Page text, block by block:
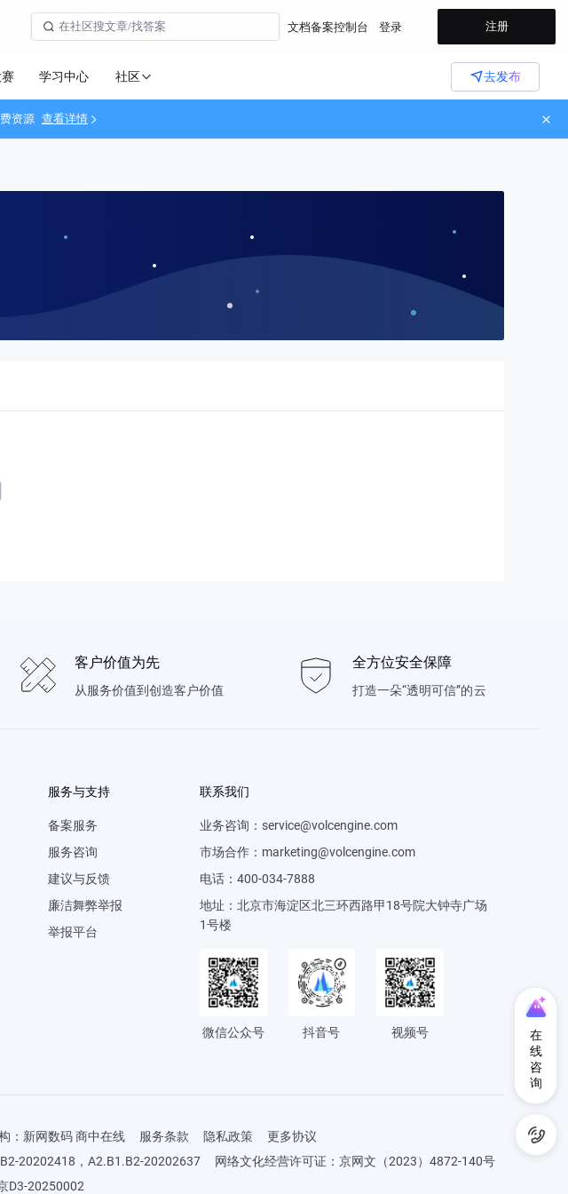
文档备案控制台 登录 注册
学习中心 社区 去发布
资源 查看详情
客户价值为先
从服务价值到创造客户价值
全方位安全保障
打造一朵“透明可信”的云
服务与支持
备案服务
服务咨询
建议与反馈
廉洁舞弊举报
举报平台
联系我们
业务咨询： service@volcengine.com
市场合作： marketing@volcengine.com
电话：400-034-7888
地址：北京市海淀区北三环西路甲18号院大钟寺广场
1号楼
微信公众号 抖音号 视频号
：新网数码 商中在线 服务条款 隐私政策
更多协议
20202418，A2.B1.B2-20202637
网络文化经营许可证：京网文（2023）4872-140号
D3-20250002
在
线
咨
询